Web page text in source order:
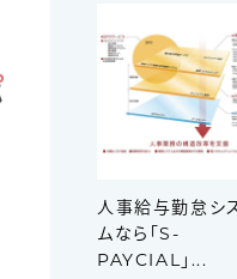
人事給与勤怠シ
ムなら「S-
PAYCIAL」...